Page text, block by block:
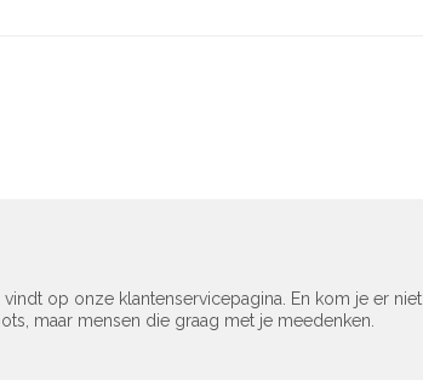
op onze klantenservicepagina. En kom je er niet
maar mensen die graag met je meedenken.